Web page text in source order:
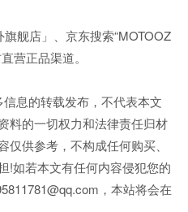
舰店」、京东搜索“MOTOOZ
营正品渠道。
息的转载发布，不代表本文
料的一切权力和法律责任归材
供参考，不构成任何购买、
!如若本文有任何内容侵犯您的
，本站将会在